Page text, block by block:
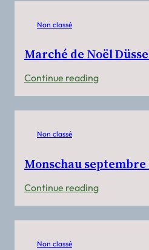
Non classé
Marché de Noël
Continue reading:
Marché
de
2026
Non classé
Monschau septembre
Continue reading:
Monschau
septembre
Non classé